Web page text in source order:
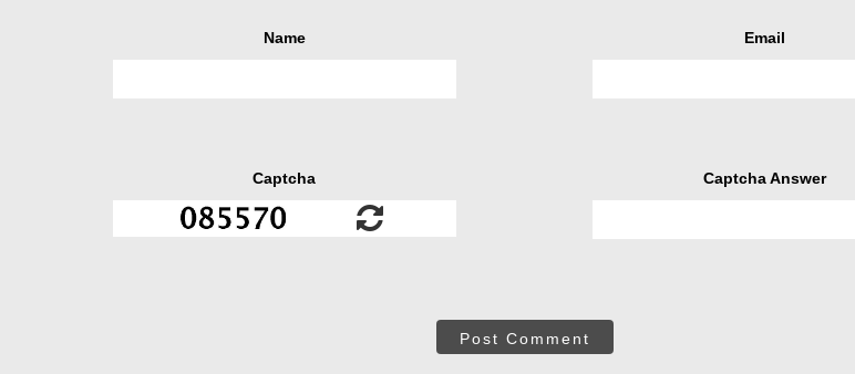
Name Email
Captcha Captcha Answer
Post Comment